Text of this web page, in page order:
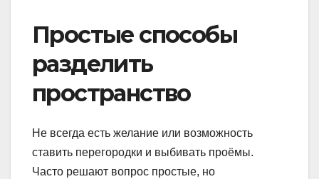
Простые способы
разделить
пространство
Не всегда есть желание или возможность
ставить перегородки и выбивать проёмы.
Часто решают вопрос простые, но